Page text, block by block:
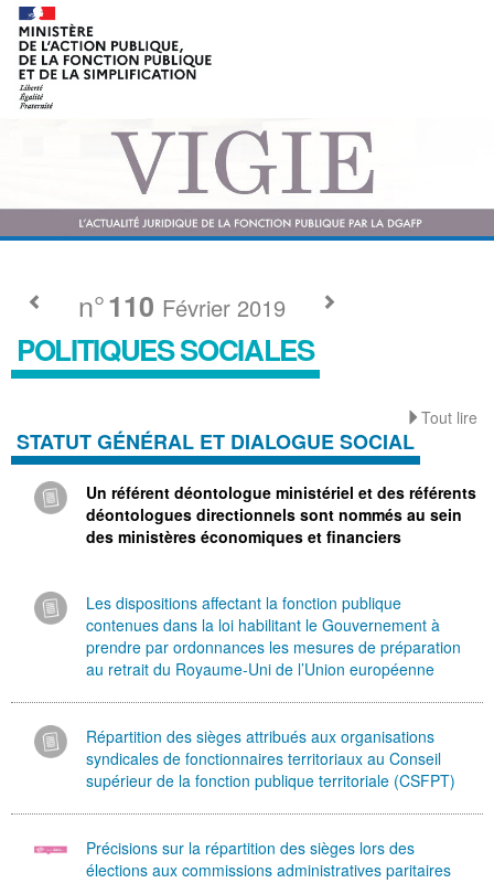
n°110 Février 2019
POLITIQUES SOCIALES
Tout lire
STATUT GÉNÉRAL ET DIALOGUE SOCIAL
Un référent déontologue ministériel et des référents
déontologues directionnels sont nommés au sein
des ministères économiques et financiers
Les dispositions affectant la fonction publique
contenues dans la loi habilitant le Gouvernement à
prendre par ordonnances les mesures de préparation
au retrait du Royaume-Uni de l’Union européenne
Répartition des sièges attribués aux organisations
syndicales de fonctionnaires territoriaux au Conseil
supérieur de la fonction publique territoriale (CSFPT)
Précisions sur la répartition des sièges lors des
élections aux commissions administratives paritaires